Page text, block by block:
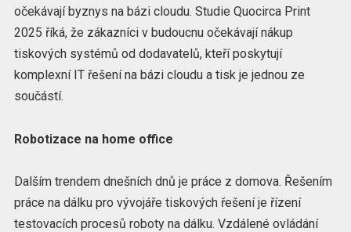
očekávají byznys na bázi cloudu. Studie Quocirca Print
2025 říká, že zákazníci v budoucnu očekávají nákup
tiskových systémů od dodavatelů, kteří poskytují
komplexní IT řešení na bázi cloudu a tisk je jednou ze
součástí.
Robotizace na home office
Dalším trendem dnešních dnů je práce z domova. Řešením
práce na dálku pro vývojáře tiskových řešení je řízení
testovacích procesů roboty na dálku. Vzdálené ovládání